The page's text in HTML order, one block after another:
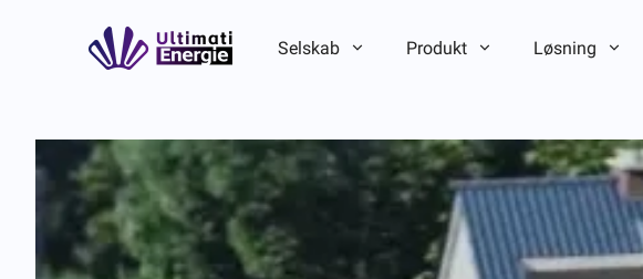
Selskab Produkt Løsning
Virksomhedsintroduktion
Brandhistorie
Hold-/lokal fordel
ESG
Brandhistorie
Hold-/lokal fordel